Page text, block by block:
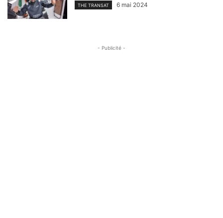
THE TRANSAT 6 mai 2024
- Publicité -